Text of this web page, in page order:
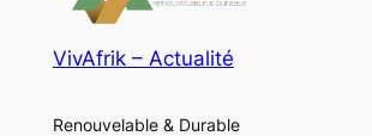
VivAfrik – Actualité
Renouvelable & Durable